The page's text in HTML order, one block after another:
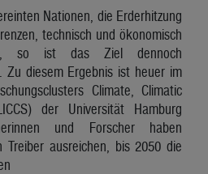
Nationen, die Erderhitzung
technisch und ökonomisch
so ist das Ziel dennoch
Zu diesem Ergebnis ist heuer im
Climate, Climatic
der Universität Hamburg
und Forscher haben
Treiber ausreichen, bis 2050 die